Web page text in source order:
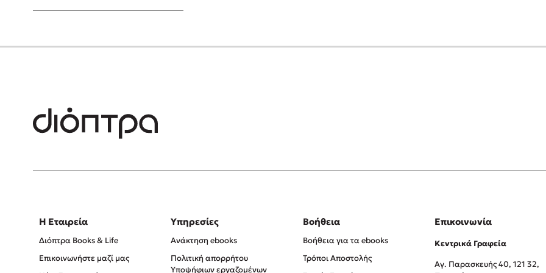
Young Adult
Η Εταιρεία
Διόπτρα Books & Life
Επικοινωνήστε μαζί μας
Υπηρεσίες
Ανάκτηση ebooks
Πολιτική απορρήτου
Υποψήφιων εργαζομένων
Βοήθεια
Βοήθεια για τα ebooks
Τρόποι Αποστολής
Επικοινωνία
Κεντρικά Γραφεία
Αγ. Παρασκευής 40, 121 32,